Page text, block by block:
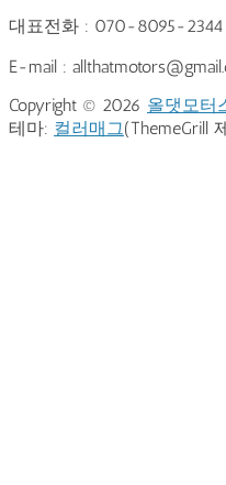
대표전화 : 070-8095-
E-mail :
Copyright © 2026 올댓모터
테마: 컬러매그(ThemeGrill